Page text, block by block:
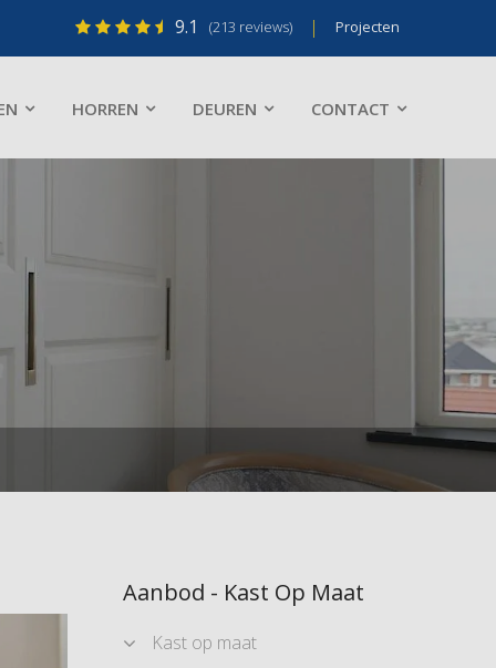
9.1 (213 reviews) | Projecten
HORREN DEUREN CONTACT
Aanbod - Kast Op Maat
Kast op maat